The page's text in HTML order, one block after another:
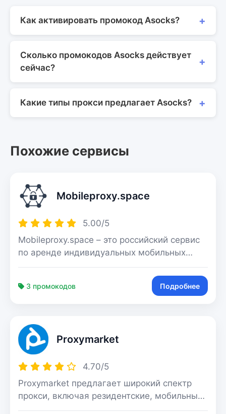
Как активировать промокод Asocks?
Сколько промокодов Asocks действует
сейчас?
Какие типы прокси предлагает Asocks?
Похожие сервисы
Mobileproxy.space
5.00/5
Mobileproxy.space – это российский сервис
по аренде индивидуальных мобильных
прокси в 39 странах. Работа реализована
на базе физических 4G-модемов,
объединённых в фермы
3 промокодов Подробнее
Proxymarket
4.70/5
Proxymarket предлагает широкий спектр
прокси, включая резидентские, мобильные
и датацентровые по самым выгодным